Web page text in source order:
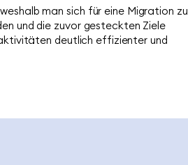
man sich für eine Migration zu
und die zuvor gesteckten Ziele
deutlich effizienter und